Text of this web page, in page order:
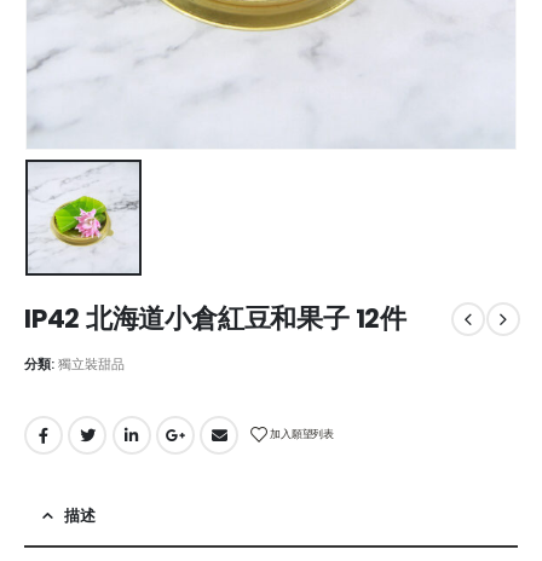
IP42 北海道小倉紅豆和果子 12件
分類:獨立裝甜品
加入願望列表
描述